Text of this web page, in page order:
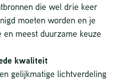
die wel drie keer
moeten worden en je
meest duurzame keuze
kwaliteit
gelijkmatige lichtverdeling